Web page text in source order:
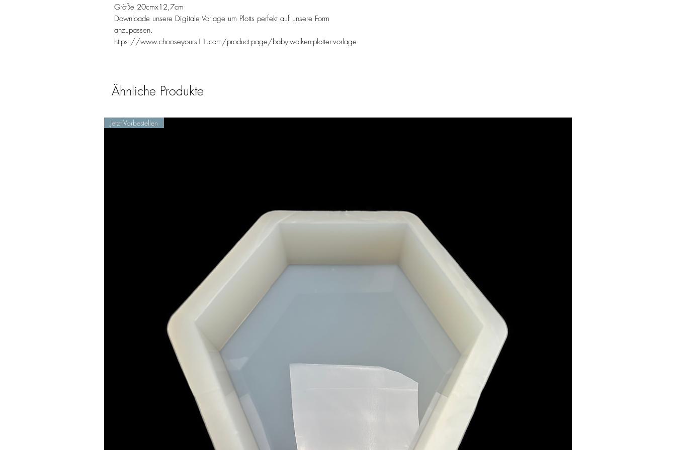
Größe 20cmx12,7cm
Downloade unsere Digitale Vorlage um Plotts perfekt auf unsere Form
anzupassen.
https://www.chooseyours11.com/product-page/baby-wolken-plotter-vorlage
Ähnliche Produkte
Jetzt Vorbestellen